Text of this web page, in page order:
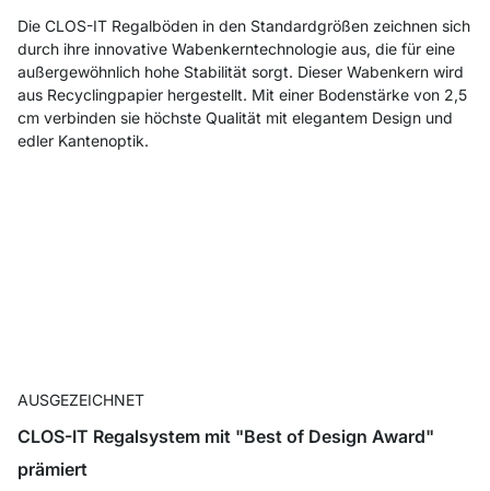
Die CLOS-IT Regalböden in den Standardgrößen zeichnen sich
durch ihre innovative Wabenkerntechnologie aus, die für eine
außergewöhnlich hohe Stabilität sorgt. Dieser Wabenkern wird
aus Recyclingpapier hergestellt. Mit einer Bodenstärke von 2,5
cm verbinden sie höchste Qualität mit elegantem Design und
edler Kantenoptik.
AUSGEZEICHNET
CLOS-IT Regalsystem mit "Best of Design Award"
prämiert